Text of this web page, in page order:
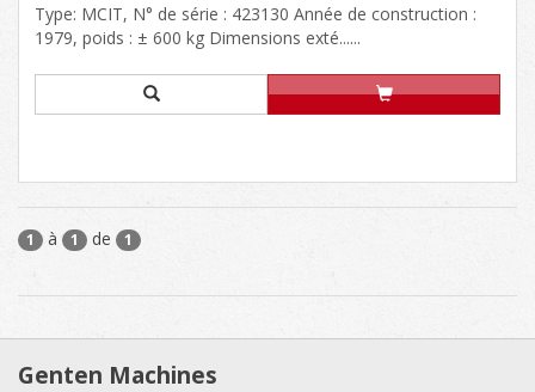
Type: MCIT, N° de série : 423130 Année de construction :
1979, poids : ± 600 kg Dimensions exté......
1 à 1 de 1
Genten Machines